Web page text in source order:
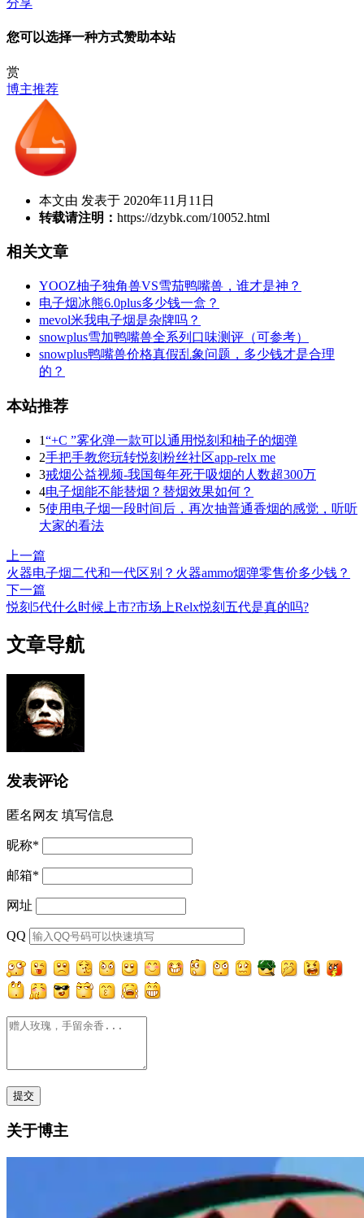
分享
您可以选择一种方式赞助本站
赏
博主推荐
本文由 发表于 2020年11月11日
转载请注明： https://dzybk.com/10052.html
相关文章
YOOZ柚子独角兽VS雪茄鸭嘴兽，谁才是神？
电子烟冰熊6.0plus多少钱一盒？
mevol米我电子烟是杂牌吗？
snowplus雪加鸭嘴兽全系列口味测评（可参考）
snowplus鸭嘴兽价格真假乱象问题，多少钱才是合理
的？
本站推荐
1“+C ”雾化弹一款可以通用悦刻和柚子的烟弹
2手把手教您玩转悦刻粉丝社区app-relx me
3戒烟公益视频-我国每年死于吸烟的人数超300万
4电子烟能不能替烟？替烟效果如何？
5使用电子烟一段时间后，再次抽普通香烟的感觉，听听
大家的看法
上一篇
火器电子烟二代和一代区别？火器ammo烟弹零售价多少钱？
下一篇
悦刻5代什么时候上市?市场上Relx悦刻五代是真的吗?
文章导航
发表评论
匿名网友 填写信息
昵称*
邮箱*
网址
QQ
关于博主